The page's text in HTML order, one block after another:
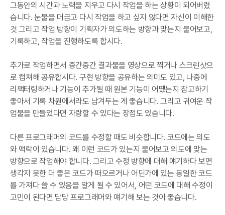
그동안의 시간과 노력을 지우고 다시 작업을 하는 상황이 되어버렸
습니다. 눈물을 머금고 다시 작업을 하고 싶지 않다면 자신이 이해한
것 그리고 작업 방향이 기획자가 의도하는 방향과 맞는지 물어보고,
기록하고, 작업을 진행하도록 합시다.
추가로 작업하면서 중간중간 결과물을 영상으로 찍거나 스크린샷으
로 캡쳐해 공유합시다. 구현 방향을 공유하는 의미도 있고, 나중에
리팩터링하거나 기능이 추가될 때 원본 기능이 어땠는지 참고하기
좋아서 기록 차원에서라도 남겨두는 게 좋습니다. 그리고 귀여운 작
업물을 만들었다면 자랑할 수 있다는 장점도 있습니다.
다른 프로그래머의 코드를 수정할 때도 비슷합니다. 코드에는 의도
와 맥락이 있습니다. 왜 이런 코드가 있는지 물어보고 의도에 맞는
방향으로 작업해야 합니다. 그리고 수정 방향에 대해 얘기하다 보면
생각지 못한 더 좋은 코드가 떠오르거나 어딘가에 있는 동일한 코드
를 가져다 쓸 수 있음을 알게 될 수 있어서, 어떤 코드에 대해 수정이
고민이 된다면 담당 프로그래머와 얘기해 보는 것이 좋습니다.